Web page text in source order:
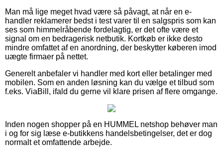
Man må lige meget hvad være så påvagt, at når en e-
handler reklamerer bedst i test varer til en salgspris som kan
ses som himmelråbende fordelagtig, er det ofte være et
signal om en bedragerisk netbutik. Kortkøb er ikke desto
mindre omfattet af en anordning, der beskytter køberen imod
uægte firmaer på nettet.
Generelt anbefaler vi handler med kort eller betalinger med
mobilen. Som en anden løsning kan du vælge et tilbud som
f.eks. ViaBill, ifald du gerne vil klare prisen af flere omgange.
Inden nogen shopper på en HUMMEL netshop behøver man
i og for sig læse e-butikkens handelsbetingelser, det er dog
normalt et omfattende arbejde.